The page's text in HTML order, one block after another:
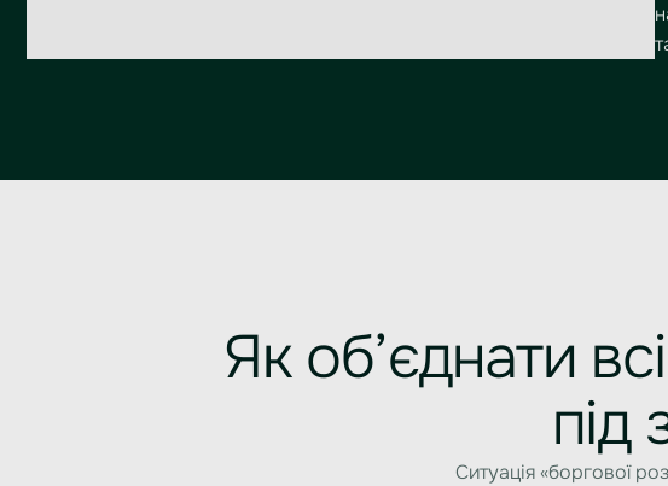
Як об’єднати
під
Ситуація «боргової